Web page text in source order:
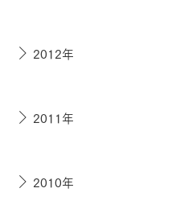
2012年
2011年
2010年